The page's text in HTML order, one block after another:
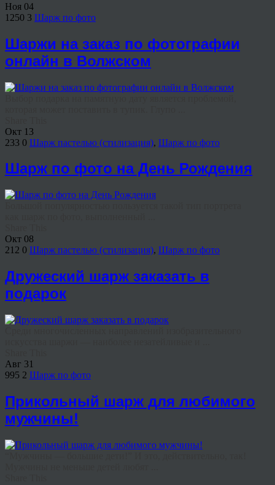
Ноя 04
1250 3 Шарж по фото
Шаржи на заказ по фотографии
онлайн в Волжском
Окт 13
233 0 Шарж пастелью (стилизация), Шарж по фото
Шарж по фото на День Рождения
Окт 08
212 0 Шарж пастелью (стилизация), Шарж по фото
Дружеский шарж заказать в
подарок
Авг 31
995 2 Шарж по фото
Прикольный шарж для любимого
мужчины!